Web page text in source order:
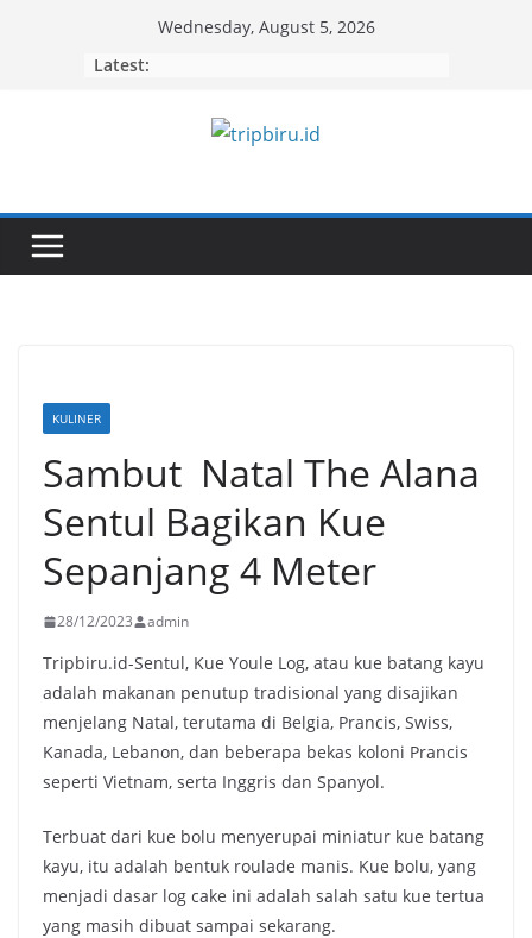
Wednesday, August 5, 2026
Latest:
KULINER
Sambut Natal The Alana
Sentul Bagikan Kue
Sepanjang 4 Meter
28/12/2023 admin
Tripbiru.id-Sentul, Kue Youle Log, atau kue batang kayu
adalah makanan penutup tradisional yang disajikan
menjelang Natal, terutama di Belgia, Prancis, Swiss,
Kanada, Lebanon, dan beberapa bekas koloni Prancis
seperti Vietnam, serta Inggris dan Spanyol.
Terbuat dari kue bolu menyerupai miniatur kue batang
kayu, itu adalah bentuk roulade manis. Kue bolu, yang
menjadi dasar log cake ini adalah salah satu kue tertua
yang masih dibuat sampai sekarang.